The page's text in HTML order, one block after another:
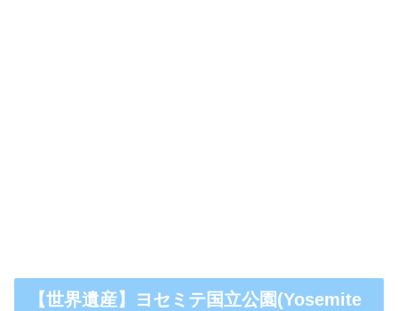
【世界遺産】ヨセミテ国立公園(Yosemite